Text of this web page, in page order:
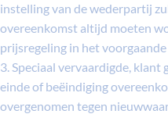
instelling van de wederpartij
overeenkomst altijd moeten
prijsregeling in het voorgaande
3. Speciaal vervaardigde,
einde of beëindiging
overgenomen tegen